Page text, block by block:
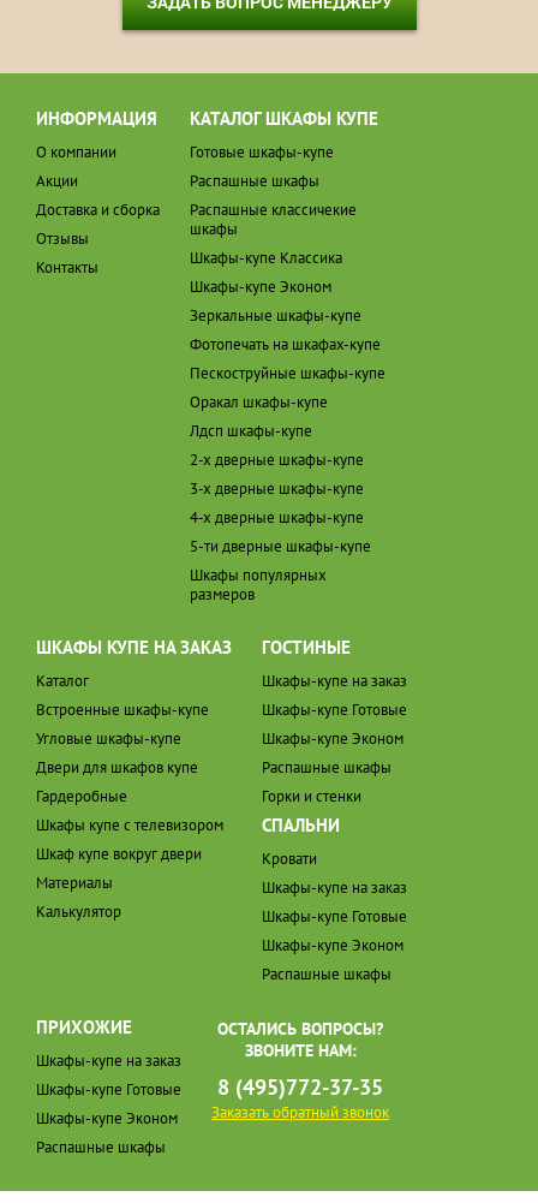
ИНФОРМАЦИЯ
О компании
Акции
Доставка и сборка
Отзывы
Контакты
КАТАЛОГ ШКАФЫ КУПЕ
Готовые шкафы-купе
Распашные шкафы
Распашные классичекие
шкафы
Шкафы-купе Классика
Шкафы-купе Эконом
Зеркальные шкафы-купе
Фотопечать на шкафах-купе
Пескоструйные шкафы-купе
Оракал шкафы-купе
Лдсп шкафы-купе
2-х дверные шкафы-купе
3-х дверные шкафы-купе
4-х дверные шкафы-купе
5-ти дверные шкафы-купе
Шкафы популярных
размеров
ШКАФЫ КУПЕ НА ЗАКАЗ
Каталог
Встроенные шкафы-купе
Угловые шкафы-купе
Двери для шкафов купе
Гардеробные
Шкафы купе с телевизором
Шкаф купе вокруг двери
Материалы
Калькулятор
ГОСТИНЫЕ
Шкафы-купе на заказ
Шкафы-купе Готовые
Шкафы-купе Эконом
Распашные шкафы
Горки и стенки
СПАЛЬНИ
Кровати
Шкафы-купе на заказ
Шкафы-купе Готовые
Шкафы-купе Эконом
Распашные шкафы
ПРИХОЖИЕ
Шкафы-купе на заказ
Шкафы-купе Готовые
Шкафы-купе Эконом
Распашные шкафы
ОСТАЛИСЬ ВОПРОСЫ?
ЗВОНИТЕ НАМ:
8 (495)772-37-35
Заказать обратный звонок